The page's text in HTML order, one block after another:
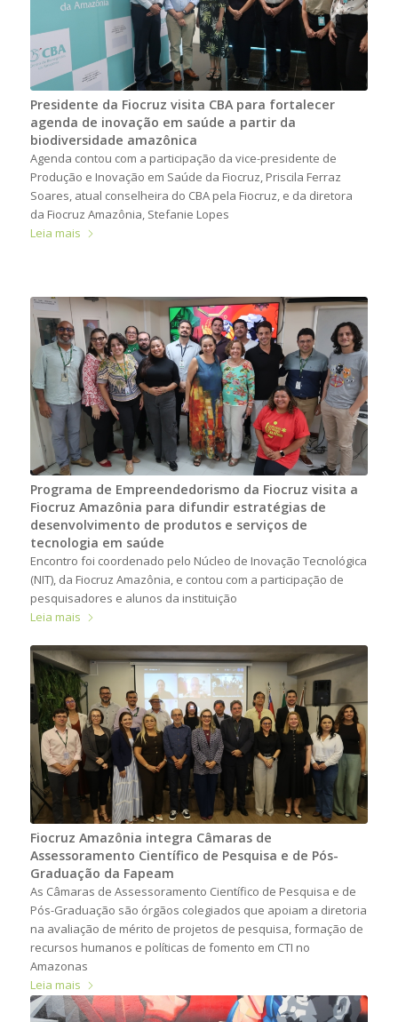
Presidente da Fiocruz visita CBA para fortalecer
agenda de inovação em saúde a partir da
biodiversidade amazônica
Agenda contou com a participação da vice-presidente de
Produção e Inovação em Saúde da Fiocruz, Priscila Ferraz
Soares, atual conselheira do CBA pela Fiocruz, e da diretora
da Fiocruz Amazônia, Stefanie Lopes
Leia mais
Programa de Empreendedorismo da Fiocruz visita a
Fiocruz Amazônia para difundir estratégias de
desenvolvimento de produtos e serviços de
tecnologia em saúde
Encontro foi coordenado pelo Núcleo de Inovação Tecnológica
(NIT), da Fiocruz Amazônia, e contou com a participação de
pesquisadores e alunos da instituição
Leia mais
Fiocruz Amazônia integra Câmaras de
Assessoramento Científico de Pesquisa e de Pós-
Graduação da Fapeam
As Câmaras de Assessoramento Científico de Pesquisa e de
Pós-Graduação são órgãos colegiados que apoiam a diretoria
na avaliação de mérito de projetos de pesquisa, formação de
recursos humanos e políticas de fomento em CTI no
Amazonas
Leia mais